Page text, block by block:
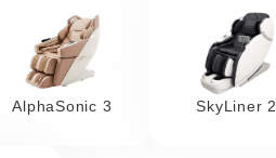
AlphaSonic 3 SkyLiner 2